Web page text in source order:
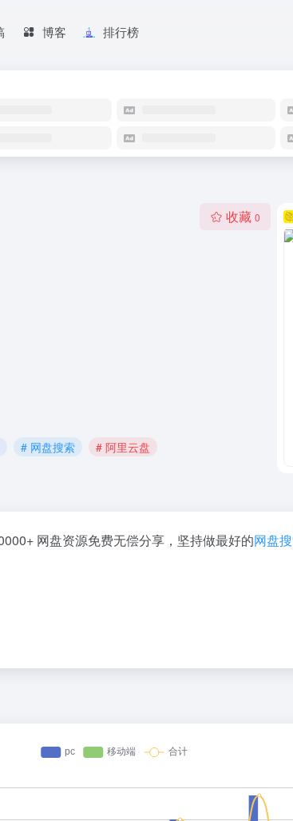
博客 排行榜
收藏 0
# 网盘搜索 # 阿里云盘
网盘资源免费无偿分享，坚持做最好的网盘